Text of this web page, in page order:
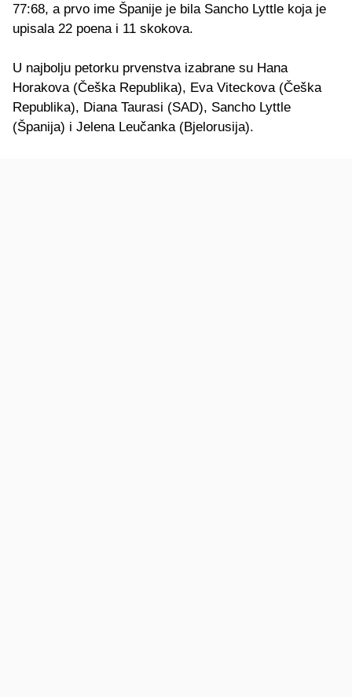
77:68, a prvo ime Španije je bila Sancho Lyttle koja je
upisala 22 poena i 11 skokova.
U najbolju petorku prvenstva izabrane su Hana
Horakova (Češka Republika), Eva Viteckova (Češka
Republika), Diana Taurasi (SAD), Sancho Lyttle
(Španija) i Jelena Leučanka (Bjelorusija).